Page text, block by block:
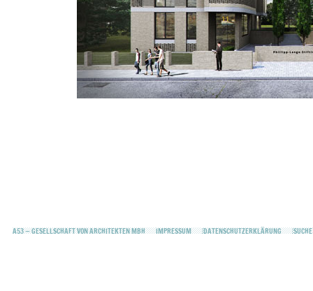
A53 — GESELLSCHAFT VON ARCHITEKTEN MBH IMPRESSUM DATENSCHUTZERKLÄRUNG SUCHE